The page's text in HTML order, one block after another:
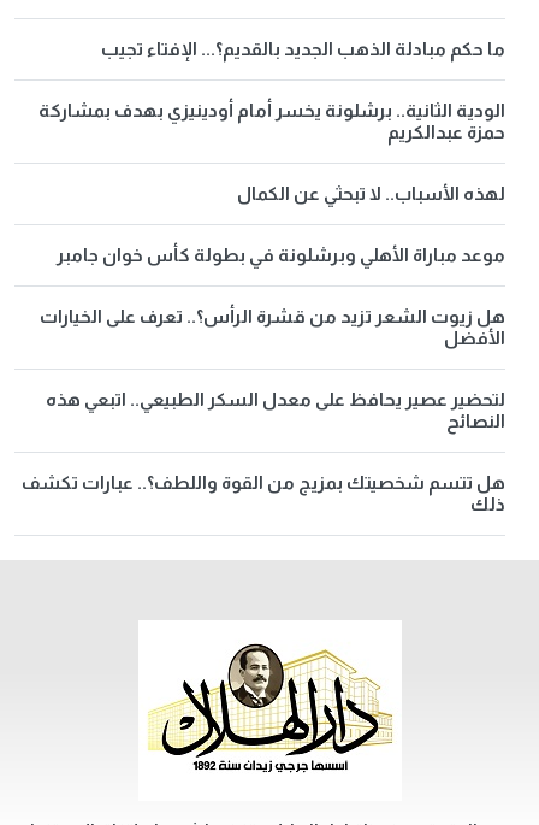
ما حكم مبادلة الذهب الجديد بالقديم؟... الإفتاء تجيب
الودية الثانية.. برشلونة يخسر أمام أودينيزي بهدف بمشاركة
حمزة عبدالكريم
لهذه الأسباب.. لا تبحثي عن الكمال
موعد مباراة الأهلي وبرشلونة في بطولة كأس خوان جامبر
هل زيوت الشعر تزيد من قشرة الرأس؟.. تعرف على الخيارات
الأفضل
لتحضير عصير يحافظ على معدل السكر الطبيعي.. اتبعي هذه
النصائح
هل تتسم شخصيتك بمزيج من القوة واللطف؟.. عبارات تكشف
ذلك